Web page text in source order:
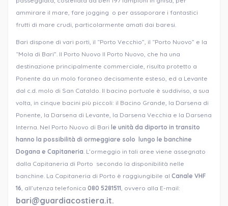
ammirare il mare, fare jogging o per assaporare i fantastici
frutti di mare crudi, particolarmente amati dai baresi.
Bari dispone di vari porti, il “Porto Vecchio”, il “Porto Nuovo” e la
“Mola di Bari”. Il Porto Nuovo Il Porto Nuovo, che ha una
destinazione principalmente commerciale, risulta protetto a
Ponente da un molo foraneo decisamente esteso, ed a Levante
dal c.d. molo di San Cataldo. Il bacino portuale è suddiviso, a sua
volta, in cinque bacini più piccoli: il Bacino Grande, la Darsena di
Ponente, la Darsena di Levante, la Darsena Vecchia e la Darsena
Interna. Nel Porto Nuovo di Bari le unità da diporto in transito
hanno la possibilità di ormeggiare solo lungo le banchine
Dogana e Capitaneria . L’ormeggio in tali aree viene assegnato
dalla Capitaneria di Porto secondo la disponibilità nelle
banchine. La Capitaneria di Porto è raggiungibile al Canale VHF
16 , all’utenza telefonica 080 5281511 , ovvero alla E-mail:
bari@guardiacostiera.it.